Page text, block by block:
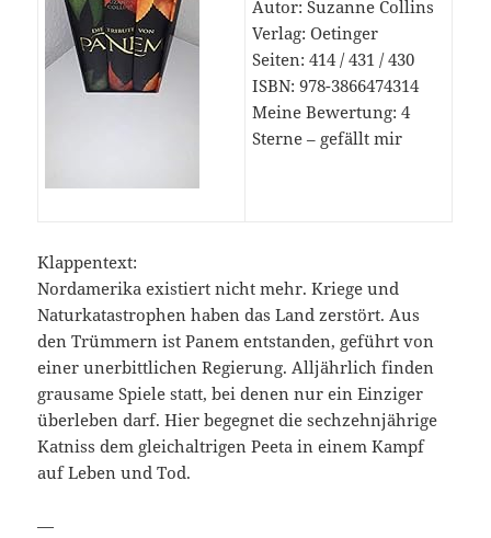
Autor: Suzanne Collins
Verlag: Oetinger
Seiten: 414 / 431 / 430
ISBN: 978-3866474314
Meine Bewertung: 4
Sterne – gefällt mir
Klappentext:
Nordamerika existiert nicht mehr. Kriege und
Naturkatastrophen haben das Land zerstört. Aus
den Trümmern ist Panem entstanden, geführt von
einer unerbittlichen Regierung. Alljährlich finden
grausame Spiele statt, bei denen nur ein Einziger
überleben darf. Hier begegnet die sechzehnjährige
Katniss dem gleichaltrigen Peeta in einem Kampf
auf Leben und Tod.
—